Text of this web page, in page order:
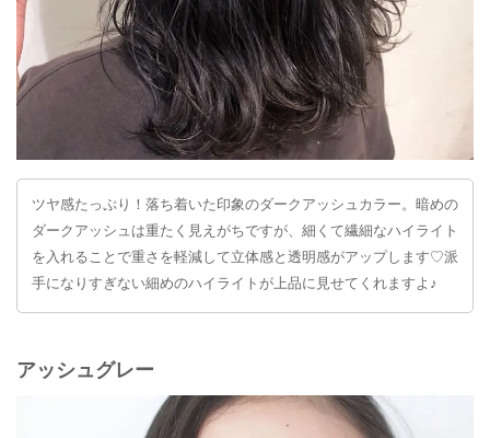
ツヤ感たっぷり！落ち着いた印象のダークアッシュカラー。暗めの
ダークアッシュは重たく見えがちですが、細くて繊細なハイライト
を入れることで重さを軽減して立体感と透明感がアップします♡派
手になりすぎない細めのハイライトが上品に見せてくれますよ♪
アッシュグレー